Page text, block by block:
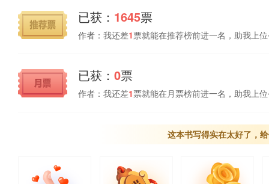
已获： 1645票
作者：我还差1票就能在推荐榜前进一名，助我上
已获： 0票
作者：我还差1票就能在月票榜前进一名，助我上
这本书写得实在太好了，